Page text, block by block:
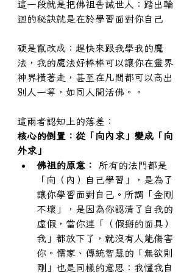
這一段就是把佛祖告誡世人：踏出輪
迴的秘訣就是在於學習面對你自己
硬是竄改成：趕快來跟我學我的魔
法，我的魔法好棒棒可以讓你在靈界
神界橫著走，甚至在凡間都可以高出
別人一等，如同人間活佛。。
這兩者認知上的落差：
核心的倒置：從「向內求」變成「向
外求」
佛祖的原意：
所有的法門都是
「向（內）自己學習」，是為了
讓你學習面對自己。所謂「金剛
不壞」，是因為你認清了自我的
虛假，當你連「（假掰的面具）
我」都放下了，就沒有人能傷害
你。儒家、傳統智慧的「無欲則
剛」也是同樣的意思：我懂我自